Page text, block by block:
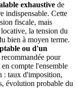
exhaustive de
indispensable. Cette
fiscale, mais
la tension du
bien à moyen terme.
ou d'un
recommandée pour
compte l'ensemble
: taux d'imposition,
évolution probable du